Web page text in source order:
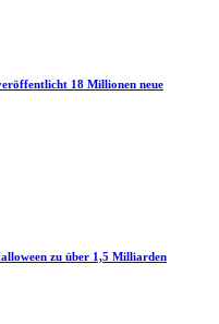
18 Millionen neue
zu über 1,5 Milliarden